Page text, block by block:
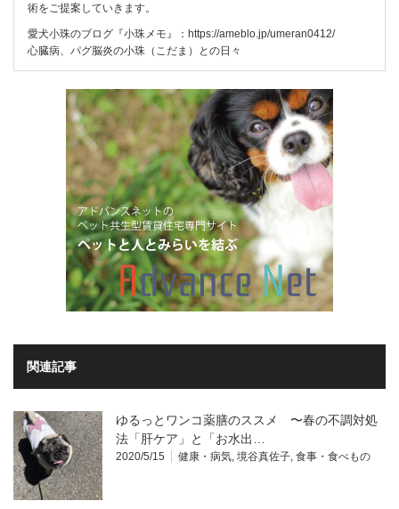
術をご提案していきます。
愛犬小珠のブログ『小珠メモ』： https://ameblo.jp/umeran0412/
心臓病、パグ脳炎の小珠（こだま）との日々
関連記事
ゆるっとワンコ薬膳のススメ 〜春の不調対処
法「肝ケア」と「お水出…
2020/5/15 健康・病気, 境谷真佐子, 食事・食べもの